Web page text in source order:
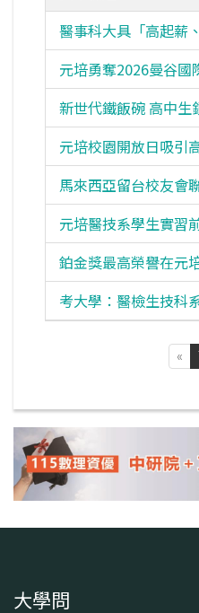
醫事科大具「高起薪
元培勇奪2026曼谷國
新世代鐵飯碗 高中生
元培校園開放日吸引
馬來西亞留台校友會
元培醫技系學生實習
鉑金獎最高榮譽在元
考大學：醫檢生技科
«
大學問